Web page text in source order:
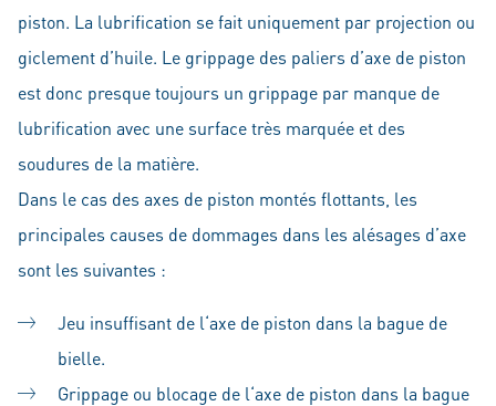
piston. La lubrification se fait uniquement par projection ou
giclement d’huile. Le grippage des paliers d’axe de piston
est donc presque toujours un grippage par manque de
lubrification avec une surface très marquée et des
soudures de la matière.
Dans le cas des axes de piston montés flottants, les
principales causes de dommages dans les alésages d’axe
sont les suivantes :
Jeu insuffisant de l‘axe de piston dans la bague de
bielle.
Grippage ou blocage de l‘axe de piston dans la bague